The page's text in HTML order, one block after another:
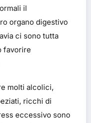
il
organo digestivo
ci sono tutta
favorire
molti alcolici,
ricchi di
eccessivo sono